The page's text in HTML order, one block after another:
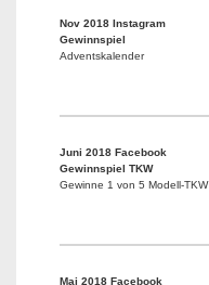
Nov 2018 Instagram
Gewinnspiel
Adventskalender
Juni 2018 Facebook
Gewinnspiel TKW
Gewinne 1 von 5 Modell-TKW
Mai 2018 Facebook